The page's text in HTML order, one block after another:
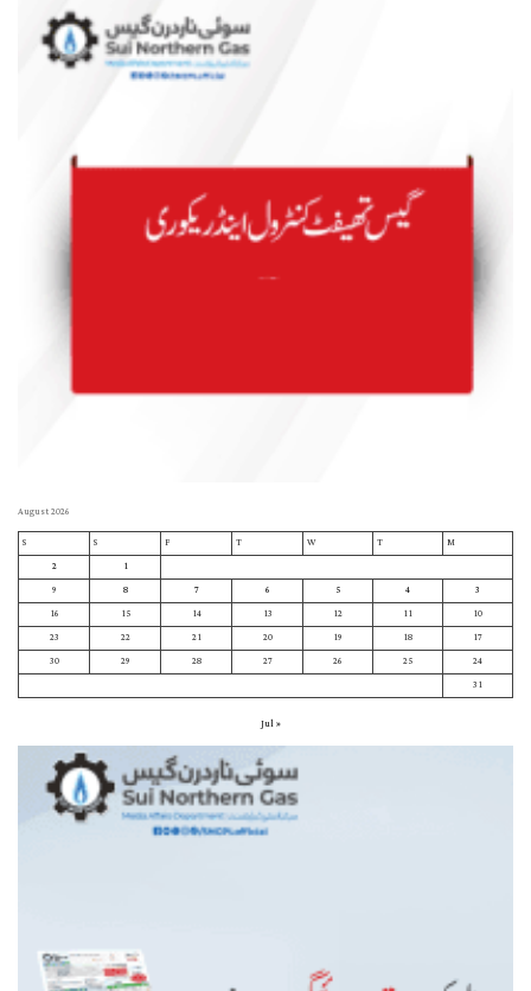
August 2026
M
T
W
T
F
S
S
1
2
3
4
5
6
7
8
9
10
11
12
13
14
15
16
17
18
19
20
21
22
23
24
25
26
27
28
29
30
31
« Jul